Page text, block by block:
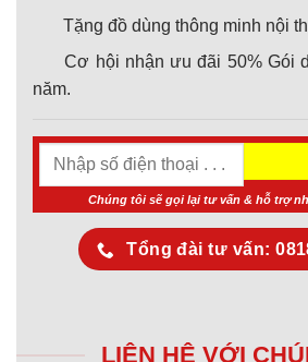
Tặng đồ dùng thông minh nội
Cơ hội nhận ưu đãi 50% Gói
năm.
Chúng tôi sẽ gọi lại tư vấn & hỗ trợ
Tổng đài tư vấn:
LIÊN HỆ VỚI